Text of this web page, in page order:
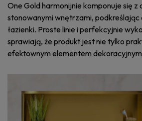
One Gold harmonijnie komponuje się z
stonowanymi wnętrzami, podkreślając
łazienki. Proste linie i perfekcyjnie
sprawiają, że produkt jest nie tylko
efektownym elementem